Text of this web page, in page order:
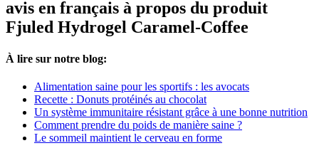
avis en français à propos du produit
Fjuled Hydrogel Caramel-Coffee
À lire sur notre blog:
Alimentation saine pour les sportifs : les avocats
Recette : Donuts protéinés au chocolat
Un système immunitaire résistant grâce à une bonne nutrition
Comment prendre du poids de manière saine ?
Le sommeil maintient le cerveau en forme